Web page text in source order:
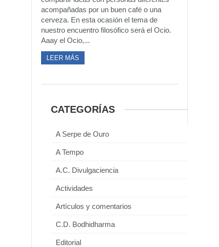
acompañadas por un buen café o una
cerveza. En esta ocasión el tema de
nuestro encuentro filosófico será el Ocio.
Aaay el Ocio,...
LEER MÁS
CATEGORÍAS
A Serpe de Ouro
A Tempo
A.C. Divulgaciencia
Actividades
Artículos y comentarios
C.D. Bodhidharma
Editorial